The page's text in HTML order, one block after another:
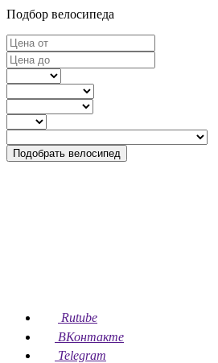
Подбор велосипеда
Подобрать велосипед
Rutube
ВКонтакте
Telegram